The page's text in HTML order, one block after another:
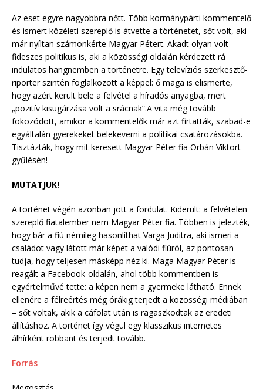
Az eset egyre nagyobbra nőtt. Több kormánypárti kommentelő
és ismert közéleti szereplő is átvette a történetet, sőt volt, aki
már nyíltan számonkérte Magyar Pétert. Akadt olyan volt
fideszes politikus is, aki a közösségi oldalán kérdezett rá
indulatos hangnemben a történetre. Egy televíziós szerkesztő-
riporter szintén foglalkozott a képpel: ő maga is elismerte,
hogy azért került bele a felvétel a híradós anyagba, mert
„pozitív kisugárzása volt a srácnak”.A vita még tovább
fokozódott, amikor a kommentelők már azt firtatták, szabad-e
egyáltalán gyerekeket belekeverni a politikai csatározásokba.
Tisztázták, hogy mit keresett Magyar Péter fia Orbán Viktort
gyűlésén!
MUTATJUK!
A történet végén azonban jött a fordulat. Kiderült: a felvételen
szereplő fiatalember nem Magyar Péter fia. Többen is jelezték,
hogy bár a fiú némileg hasonlíthat Varga Juditra, aki ismeri a
családot vagy látott már képet a valódi fiúról, az pontosan
tudja, hogy teljesen másképp néz ki. Maga Magyar Péter is
reagált a Facebook-oldalán, ahol több kommentben is
egyértelművé tette: a képen nem a gyermeke látható. Ennek
ellenére a félreértés még órákig terjedt a közösségi médiában
– sőt voltak, akik a cáfolat után is ragaszkodtak az eredeti
állításhoz. A történet így végül egy klasszikus internetes
álhírként robbant és terjedt tovább.
Forrás